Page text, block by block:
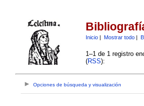
Inicio| Mostrar todo|
1–1 de 1 registro
(RSS):
Opciones de búsqueda y visualización